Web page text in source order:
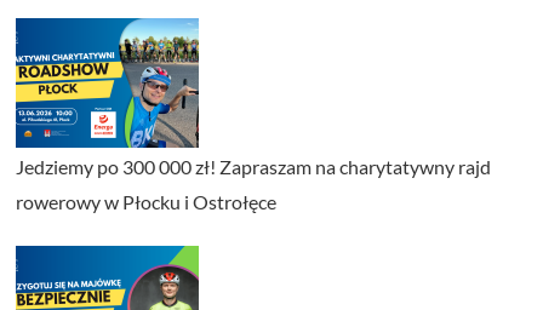
Jedziemy po 300 000 zł! Zapraszam na charytatywny rajd
rowerowy w Płocku i Ostrołęce